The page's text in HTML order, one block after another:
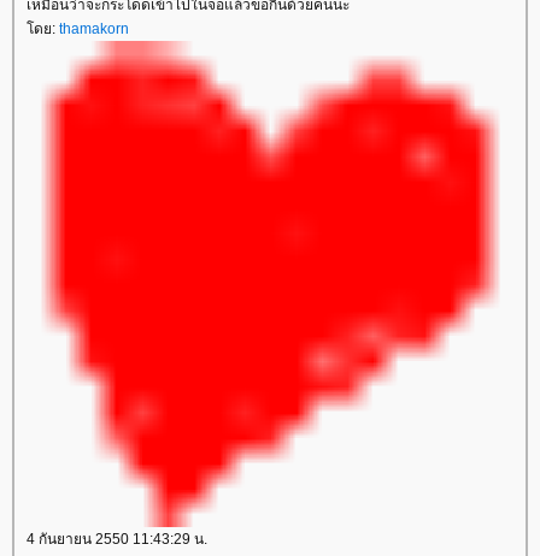
เหมือนว่าจะกระโดดเข้าไปในจอแล้วขอกินด้วยคนนะ
โดย: thamakorn
4 กันยายน 2550 11:43:29 น.